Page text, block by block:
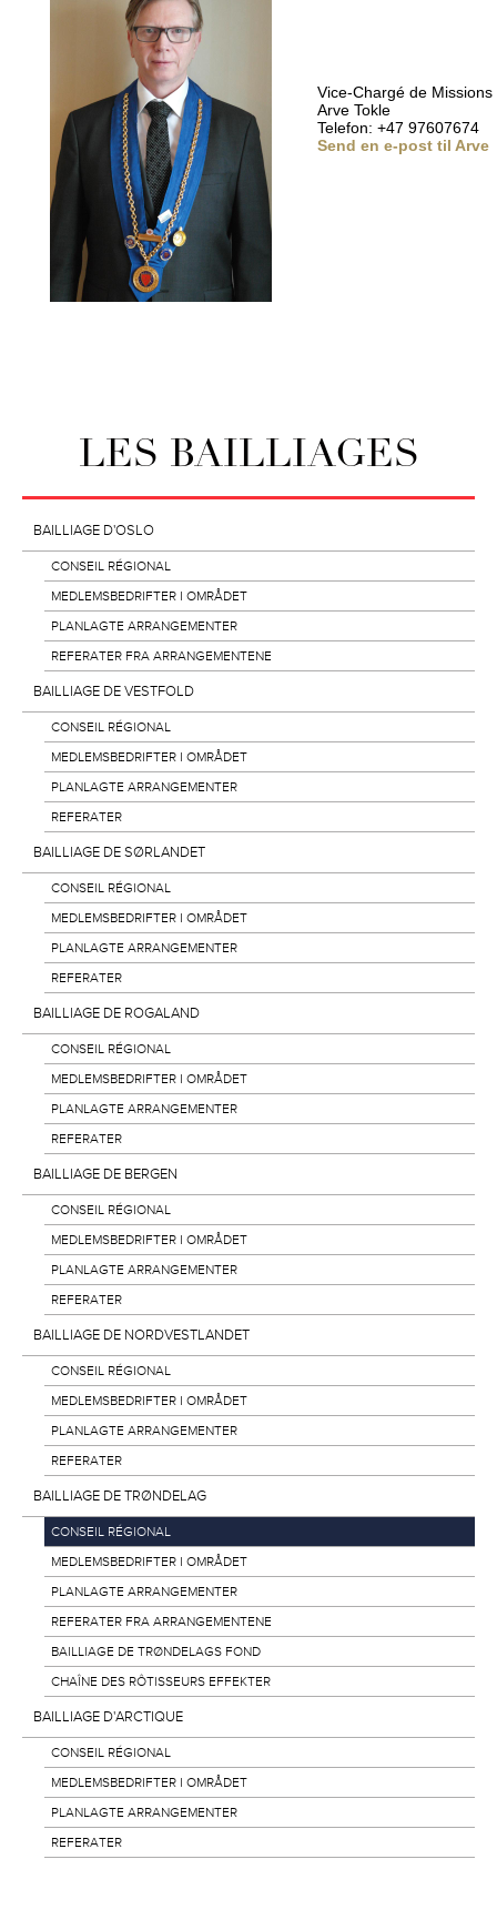
LES BAILLIAGES
BAILLIAGE D'OSLO
CONSEIL RÉGIONAL
MEDLEMSBEDRIFTER I OMRÅDET
PLANLAGTE ARRANGEMENTER
REFERATER FRA ARRANGEMENTENE
BAILLIAGE DE VESTFOLD
CONSEIL RÉGIONAL
MEDLEMSBEDRIFTER I OMRÅDET
PLANLAGTE ARRANGEMENTER
REFERATER
BAILLIAGE DE SØRLANDET
CONSEIL RÉGIONAL
MEDLEMSBEDRIFTER I OMRÅDET
PLANLAGTE ARRANGEMENTER
REFERATER
BAILLIAGE DE ROGALAND
CONSEIL RÉGIONAL
MEDLEMSBEDRIFTER I OMRÅDET
PLANLAGTE ARRANGEMENTER
REFERATER
BAILLIAGE DE BERGEN
CONSEIL RÉGIONAL
MEDLEMSBEDRIFTER I OMRÅDET
PLANLAGTE ARRANGEMENTER
REFERATER
BAILLIAGE DE NORDVESTLANDET
CONSEIL RÉGIONAL
MEDLEMSBEDRIFTER I OMRÅDET
PLANLAGTE ARRANGEMENTER
REFERATER
BAILLIAGE DE TRØNDELAG
CONSEIL RÉGIONAL
MEDLEMSBEDRIFTER I OMRÅDET
PLANLAGTE ARRANGEMENTER
REFERATER FRA ARRANGEMENTENE
BAILLIAGE DE TRØNDELAGS FOND
CHAÎNE DES RÔTISSEURS EFFEKTER
BAILLIAGE D'ARCTIQUE
CONSEIL RÉGIONAL
MEDLEMSBEDRIFTER I OMRÅDET
PLANLAGTE ARRANGEMENTER
REFERATER
Vice-Chargé de Missions
Arve Tokle
Telefon: +47 97607674
Send en e-post til Arve